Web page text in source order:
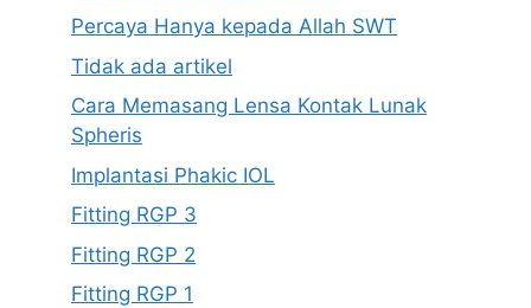
Percaya Hanya kepada Allah SWT
Tidak ada artikel
Cara Memasang Lensa Kontak Lunak
Spheris
Implantasi Phakic IOL
Fitting RGP 3
Fitting RGP 2
Fitting RGP 1